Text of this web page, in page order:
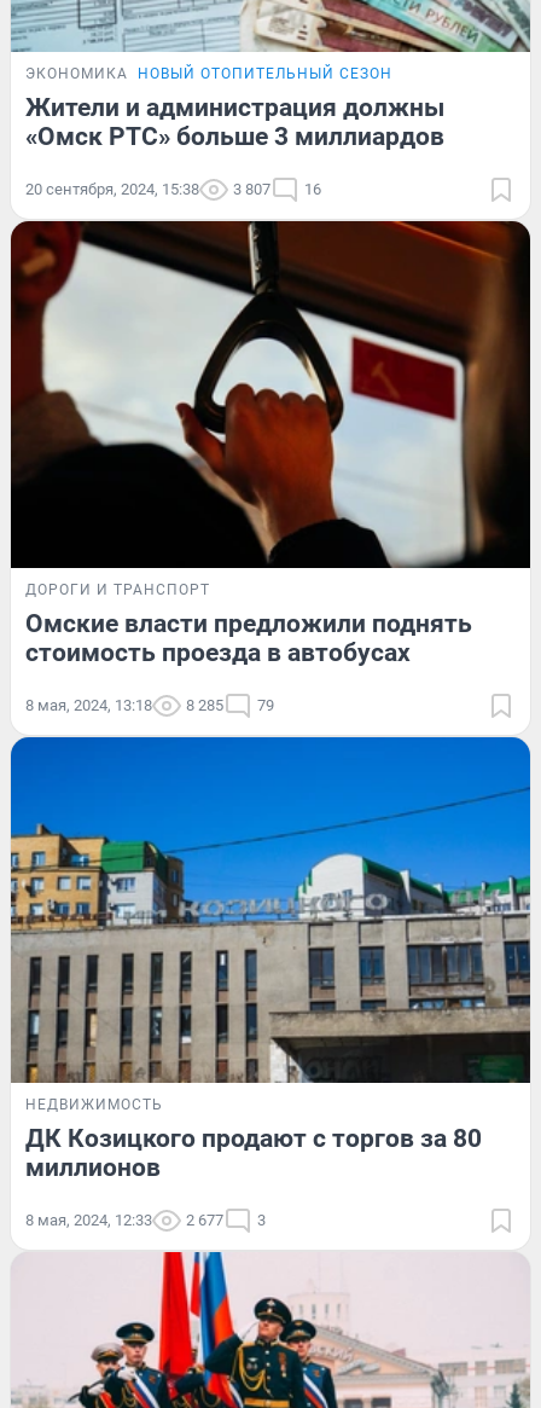
ЭКОНОМИКА НОВЫЙ ОТОПИТЕЛЬНЫЙ СЕЗОН
Жители и администрация должны
«Омск РТС» больше 3 миллиардов
20 сентября, 2024, 15:38 3 807 16
ДОРОГИ И ТРАНСПОРТ
Омские власти предложили поднять
стоимость проезда в автобусах
8 мая, 2024, 13:18 8 285 79
НЕДВИЖИМОСТЬ
ДК Козицкого продают с торгов за 80
миллионов
8 мая, 2024, 12:33 2 677 3